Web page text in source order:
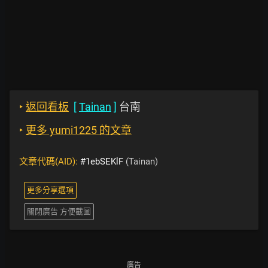
‣ 返回看板 [Tainan ] 台南
‣ 更多 yumi1225 的文章
文章代碼(AID): #1ebSEKlF (Tainan)
更多分享選項
關閉廣告 方便截圖
廣告